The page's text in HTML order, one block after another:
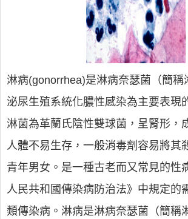
淋病(gonorrhea)是淋病奈瑟菌（簡稱
泌尿生殖系統化膿性感染為主要表現
淋菌為革蘭氏陰性雙球菌，呈腎形，
人體不易生存，一般消毒劑容易將其
青年男女。是一種古老而又常見的性
人民共和國傳染病防治法》中規定的
類傳染病。淋病是淋病奈瑟菌（簡稱